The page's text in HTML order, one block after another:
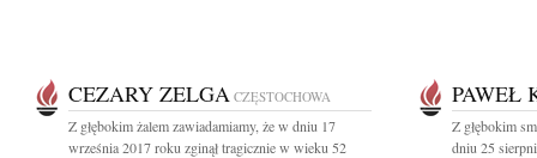
CEZARY ZELGA CZĘSTOCHOWA
Z głębokim żalem zawiadamiamy, że w dniu 17
września 2017 roku zginął tragicznie w wieku 52
PAWEŁ
Z głębokim
dniu 25